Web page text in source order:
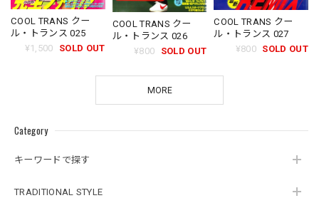
Category
キーワードで探す
TRADITIONAL STYLE
COOL TRANS クー
ル・トランス 025
¥1,500
SOLD OUT
COOL TRANS クー
ル・トランス 026
¥800
SOLD OUT
COOL TRANS クー
ル・トランス 027
¥800 SOLD OUT
MORE